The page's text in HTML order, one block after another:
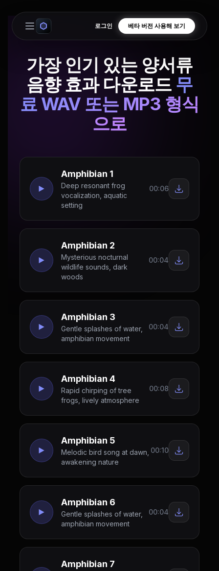
Open main menu
로그인 베타 버전 사용해 보기
가장 인기 있는 양서류
음향 효과 다운로드 무
료 WAV 또는 MP3 형식
으로
Amphibian 1
Deep resonant frog
vocalization, aquatic
setting
00:06
Amphibian 2
Mysterious nocturnal
wildlife sounds, dark
woods
00:04
Amphibian 3
Gentle splashes of water,
amphibian movement
00:04
Amphibian 4
Rapid chirping of tree
frogs, lively atmosphere
00:08
Amphibian 5
Melodic bird song at dawn,
awakening nature
00:10
Amphibian 6
Gentle splashes of water,
amphibian movement
00:04
Amphibian 7